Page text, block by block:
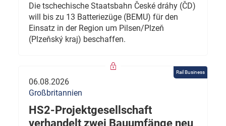
Die tschechische Staatsbahn České dráhy (ČD)
will bis zu 13 Batteriezüge (BEMU) für den
Einsatz in der Region um Pilsen/Plzeň
(Plzeňský kraj) beschaffen.
Rail Business
06.08.2026
Großbritannien
HS2-Projektgesellschaft
verhandelt zwei Bauumfänge neu